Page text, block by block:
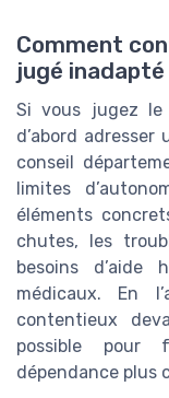
Comment
jugé inadapté
Si vous jugez le
d’abord
conseil
limites
éléments
chutes, les
besoins d’aide
médicaux. En
contentieux
possible pour
dépendance plus